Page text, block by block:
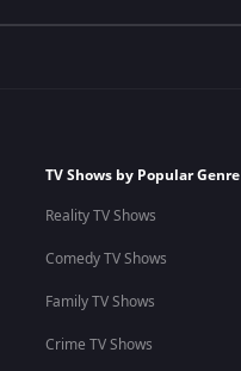
TV Shows by Popular Genre
Reality TV Shows
Comedy TV Shows
Family TV Shows
Crime TV Shows